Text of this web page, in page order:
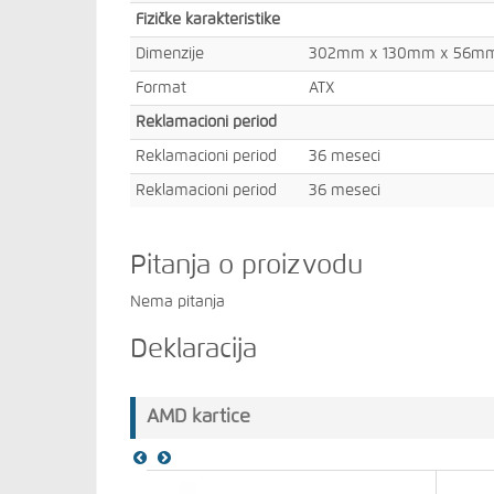
Fizičke karakteristike
Dimenzije 302mm x 130mm x
Format ATX
Reklamacioni period
Reklamacioni period 36 meseci
Reklamacioni period 36 meseci
Pitanja o proizvodu
Nema pitanja
Deklaracija
AMD kartice